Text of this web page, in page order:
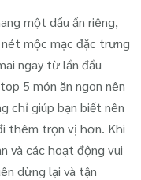
một dấu ấn riêng,
mộc mạc đặc trưng
ngay từ lần đầu
5 món ăn ngon nên
chỉ giúp bạn biết nên
thêm trọn vị hơn. Khi
và các hoạt động vui
dừng lại và tận